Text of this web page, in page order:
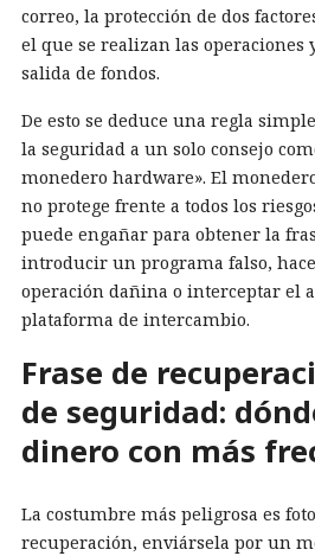
correo, la protección de dos
el que se realizan las operaciones
salida de fondos.
De esto se deduce una regla
la seguridad a un solo consejo
monedero hardware». El
no protege frente a todos los
puede engañar para obtener la
introducir un programa falso,
operación dañina o interceptar el
plataforma de intercambio.
Frase de
de seguridad:
dinero con más
La costumbre más peligrosa es
recuperación, enviársela por un